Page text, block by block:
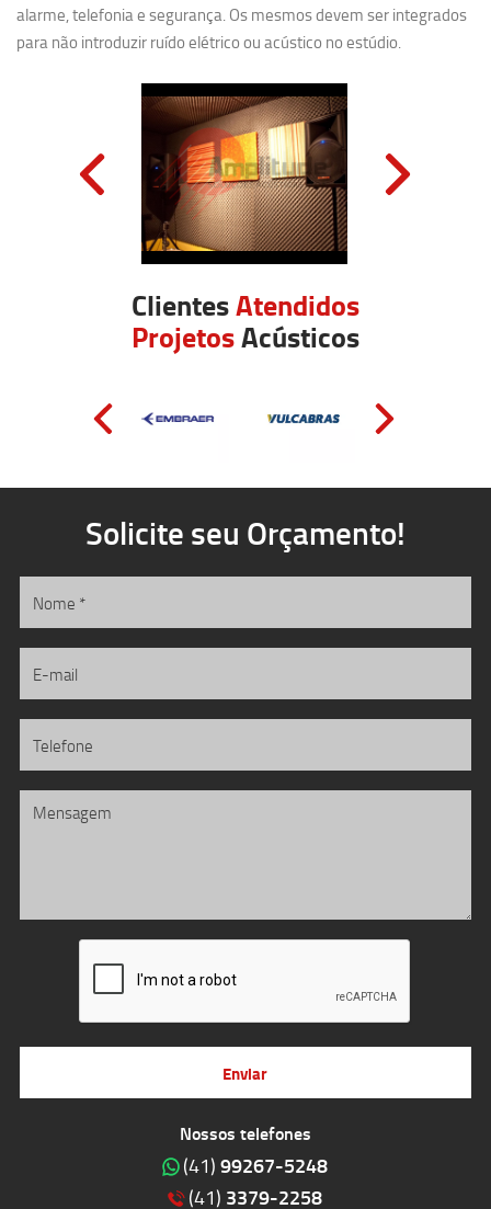
alarme, telefonia e segurança. Os mesmos devem ser integrados
para não introduzir ruído elétrico ou acústico no estúdio.
ClientesAtendidos
ProjetosAcústicos
Nossos telefones
(41) 99267-5248
(41) 3379-2258
Solicite seu Orçamento!
Enviar